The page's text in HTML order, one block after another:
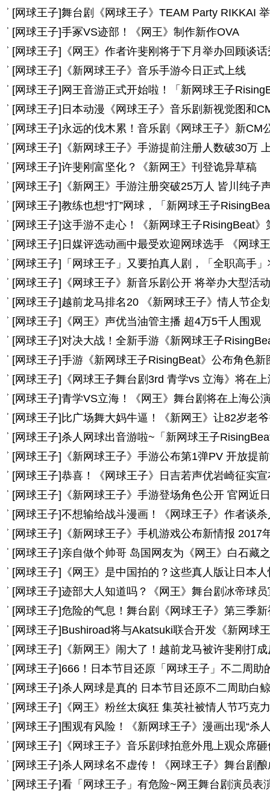
[网球王子]舞台剧《网球王子》TEAM Party RIKKAI
[网球王子]手冢VS迹部！《网王》制作新作OVA
[网球王子] 《网王》作者许斐刚将于下月举办回顾谈话
[网球王子] 《新网球王子》音乐手游今日正式上线
[网球王子] 网王音游正式开始啦！「新网球王子
[网球王子] 日本动漫《网球王子》音乐剧新视觉图和
[网球王子]永远的伐木累！音乐剧《网球王子》新CM
[网球王子] 《新网球王子》手游提前注册人数破30万
[网球王子]许斐刚富坚化？《新网王》刊登诡异草稿
[网球王子] 《新网王》手游注册突破25万人 皆川纯子
[网球王子]教练也想“打”网球，「新网球王子
[网球王子]这手游不走心！《新网球王子RisingBeat》
[网球王子] 日媒评选动画中最受欢迎网球选手 《网球
[网球王子] 「网球王子」又要拍真人剧，「全职高手
[网球王子] 《网球王子》新音乐剧公开 将举办大型活动
[网球王子]越前龙马排名20 《新网球王子》情人节企
[网球王子] 《网王》声优当油管主播 超4万5千人围观
[网球王子]对决大战！全新手游《新网球王子
[网球王子]手游《新网球王子RisingBeat》公布角色新
[网球王子] 《网球王子舞台剧3rd 青学vs 立海》将在
[网球王子]青学VS立海！《网王》舞台剧将在上海公
[网球王子] 比广场舞大妈牛逼！《新网王》让82岁老
[网球王子]杀人网球出音游啦~「新网球王子
[网球王子] 《新网球王子》手游公布第1弹PV 开放提
[网球王子]恭喜！《网球王子》日吉若声优岩崎征实
[网球王子] 《新网球王子》手游登场角色公开 官网近
[网球王子]不想输给战斗漫画！《网球王子》作者谈
[网球王子] 《新网球王子》手机游戏公布新情报 2017
[网球王子]亲自做个帅哥 岛国网友为《网王》白石藏
[网球王子] 《网王》是中国拍的？这些真人版让日本
[网球王子]迹部大人知道吗？《网王》舞台剧冰帝球
[网球王子]危险的气息！舞台剧《网球王子》第三季
[网球王子]Bushiroad将与Akatsuki联合开发《新网球
[网球王子] 《新网王》闹大了！越前龙马被许斐刚打
[网球王子]666！日本节目还原「网球王子」不二周助
[网球王子]杀人网球是真的 日本节目还原不二周助白
[网球王子] 《网王》粉丝太疯狂 集英社被情人节巧克
[网球王子] 围观有风险！《新网球王子》漫画出现“杀
[网球王子] 《网球王子》音乐剧球拍意外甩上观众席
[网球王子]杀人网球名不虚传！《网球王子》舞台剧
[网球王子]看「网球王子」有危险~网王舞台剧演员表